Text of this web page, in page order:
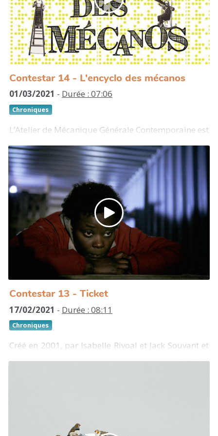
Leur œuvre emblématique Do women have to be
naked to get into the Met. Museum ? (1989)
dénonce le manque de représentation des femmes
artistes dans les musées.
https://www.guerrillagirls.com/
Contestar 14 - L'encyclo des mécanos
01/03/2021 - Durée : 07:06
Chroniques
L’Atelier de Mécanique Générale Contemporaine est
une compagnie de théâtre de proximité qui mène
des projets artistiques ancrés dans le travail
citoyen et social. Les acteurs vont au contact direct
des habitants pour écrire des histoires qui
racontent l’ici et le maintenant de nos vies avec sens
critique. C’est l’enjeu deL’encyclo des mécanos,
une encyclopédie collective des humains qui ont les
mains dans le cambouis de la vie.
L’Atelier de Mécanique Générale Contemporaine,
L’encyclo des mécanos (2015).
http://www.encyclodesmecanos.org/
Contestar 13 - Ticket
17/02/2021 - Durée : 08:11
Chroniques
Créé en 2001, par Isabelle Rivoal et Jack Souvant et
basé à Vincennes (94), le Collectif Bonheur Intérieur
réalité des conditions de voyage des migrant.e.s